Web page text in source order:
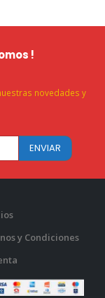
!
novedades y
y Condiciones